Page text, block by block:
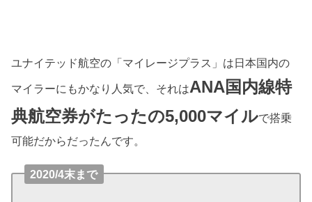
ユナイテッド航空の「マイレージプラス」は日本国内の
マイラーにもかなり人気で、それはANA国内線特
典航空券がたったの5,000マイルで搭乗
可能だからだったんです。
2020/4末まで